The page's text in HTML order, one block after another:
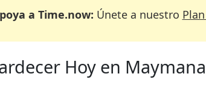
a Time.now: Únete a nuestro
Hoy en